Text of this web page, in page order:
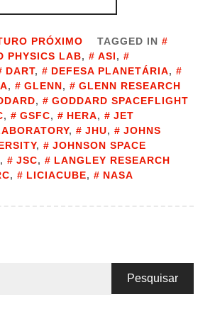
PRÓXIMO
TAGGED IN
PHYSICS LAB, ASI,
DART, DEFESA PLANETÁRIA,
, GLENN,
GLENN RESEARCH
,
GODDARD SPACEFLIGHT
, GSFC, HERA,
JET
, JHU,
JOHNS
,
JOHNSON SPACE
, JSC,
LANGLEY RESEARCH
, LICIACUBE, NASA